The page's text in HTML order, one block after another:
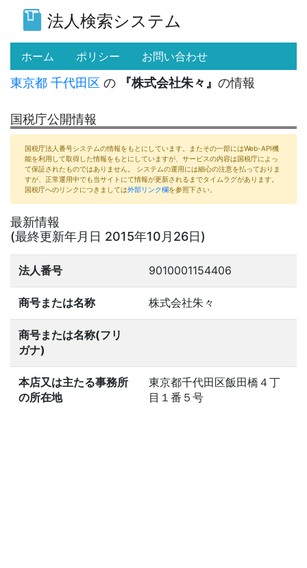
法人検索システム
ホーム (current)
ポリシー お問い合わせ
東京都 千代田区 の 『株式会社朱々』 の情報
国税庁公開情報
国税庁法人番号システムの情報をもとにしています。またその一部にはWeb-API機
能を利用して取得した情報をもとにしていますが、サービスの内容は国税庁によっ
て保証されたものではありません。 システムの運用には細心の注意を払っておりま
すが、正常運用中でも当サイトにて情報が更新されるまでタイムラグがあります。
国税庁へのリンクにつきましては外部リンク欄を参照下さい。
最新情報
(最終更新年月日 2015年10月26日)
法人番号 9010001154406
商号または名称 株式会社朱々
商号または名称(フリ
ガナ)
本店又は主たる事務所
の所在地
東京都千代田区飯田橋４丁
目１番５号